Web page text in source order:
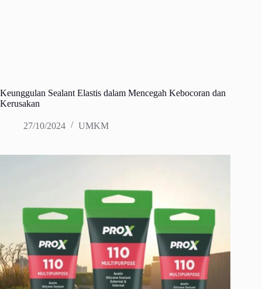
Keunggulan Sealant Elastis dalam Mencegah Kebocoran dan
Kerusakan
27/10/2024 UMKM